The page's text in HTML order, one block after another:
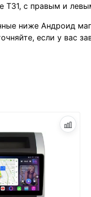
Т31, с правым и
ниже Андроид
если у вас